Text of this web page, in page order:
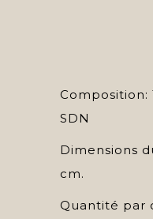
Composition:
SDN
Dimensions
cm.
Quantité par